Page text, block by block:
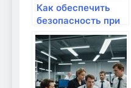
Как обеспечить
безопасность при
удаленной работе
и обучении дома:
полное
руководство